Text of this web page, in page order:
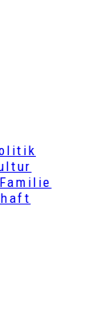
Familie